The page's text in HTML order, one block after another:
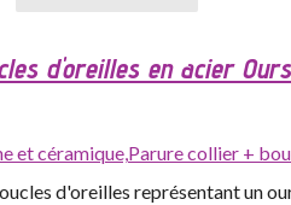
d'oreilles en acier
et céramique,Parure collier +
d'oreilles représentant un